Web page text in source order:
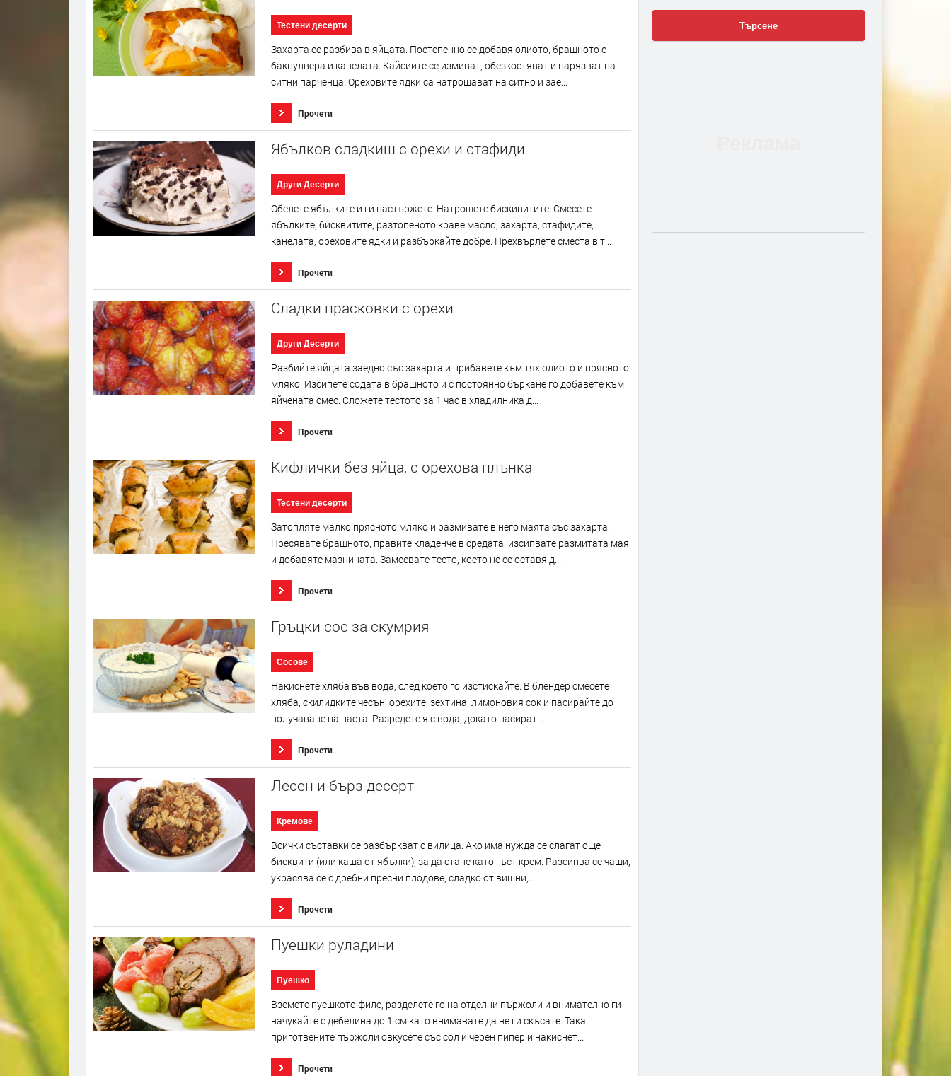
Тестени десерти
Захарта се разбива в яйцата. Постепенно се добавя олиото, брашното с
бакпулвера и канелата. Кайсиите се измиват, обезкостяват и нарязват на
ситни парченца. Ореховите ядки са натрошават на ситно и зае...
Прочети
Ябълков сладкиш с орехи и стафиди
Други Десерти
Обелете ябълките и ги настържете. Натрошете бискивитите. Смесете
ябълките, бисквитите, разтопеното краве масло, захарта, стафидите,
канелата, ореховите ядки и разбъркайте добре. Прехвърлете сместа в т...
Прочети
Сладки прасковки с орехи
Други Десерти
Разбийте яйцата заедно със захарта и прибавете към тях олиото и прясното
мляко. Изсипете содата в брашното и с постоянно бъркане го добавете към
яйчената смес. Сложете тестото за 1 час в хладилника д...
Прочети
Кифлички без яйца, с орехова плънка
Тестени десерти
Затопляте малко прясното мляко и размивате в него маята със захарта.
Пресявате брашното, правите кладенче в средата, изсипвате размитата мая
и добавяте мазнината. Замесвате тесто, което не се оставя д...
Прочети
Гръцки сос за скумрия
Сосове
Накиснете хляба във вода, след което го изстискайте. В блендер смесете
хляба, скилидките чесън, орехите, зехтина, лимоновия сок и пасирайте до
получаване на паста. Разредете я с вода, докато пасират...
Прочети
Лесен и бърз десерт
Кремове
Всички съставки се разбъркват с вилица. Ако има нужда се слагат още
бисквити (или каша от ябълки), за да стане като гъст крем. Разсипва се чаши,
украсява се с дребни пресни плодове, сладко от вишни,...
Прочети
Пуешки руладини
Пуешко
Вземете пуешкото филе, разделете го на отделни пържоли и внимателно ги
начукайте с дебелина до 1 см като внимавате да не ги скъсате. Така
приготвените пържоли овкусете със сол и черен пипер и накиснет...
Прочети
Търсене